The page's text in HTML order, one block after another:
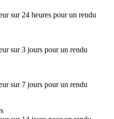
sur 24 heures pour un rendu
sur 3 jours pour un rendu
sur 7 jours pour un rendu